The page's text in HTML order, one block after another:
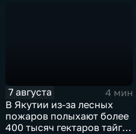
7 августа
4 мин
В Якутии из-за лесных
пожаров полыхают более
400 тысяч гектаров тайги,